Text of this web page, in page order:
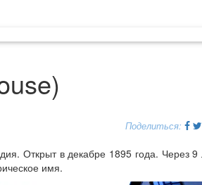
Поделиться:
Открыт в декабре 1895 года. Через 9
имя.